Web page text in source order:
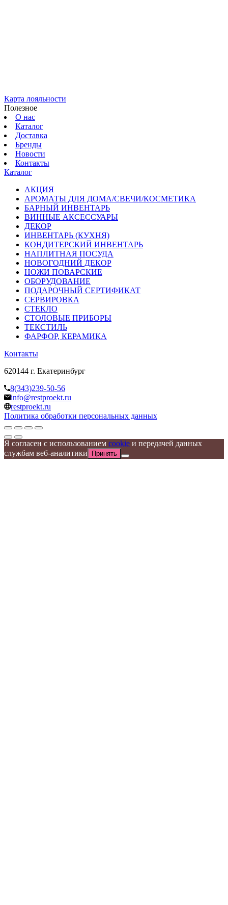
Карта лояльности
Полезное
О нас
Каталог
Доставка
Бренды
Новости
Контакты
Каталог
АКЦИЯ
АРОМАТЫ ДЛЯ ДОМА/СВЕЧИ/КОСМЕТИКА
БАРНЫЙ ИНВЕНТАРЬ
ВИННЫЕ АКСЕССУАРЫ
ДЕКОР
ИНВЕНТАРЬ (КУХНЯ)
КОНДИТЕРСКИЙ ИНВЕНТАРЬ
НАПЛИТНАЯ ПОСУДА
НОВОГОДНИЙ ДЕКОР
НОЖИ ПОВАРСКИЕ
ОБОРУДОВАНИЕ
ПОДАРОЧНЫЙ СЕРТИФИКАТ
СЕРВИРОВКА
СТЕКЛО
СТОЛОВЫЕ ПРИБОРЫ
ТЕКСТИЛЬ
ФАРФОР, КЕРАМИКА
Контакты
620144 г. Екатеринбург
8(343)239-50-56
info@restproekt.ru
restproekt.ru
Политика обработки персональных данных
Я согласен с использованием cookie и передачей данных
службам веб-аналитики
Принять